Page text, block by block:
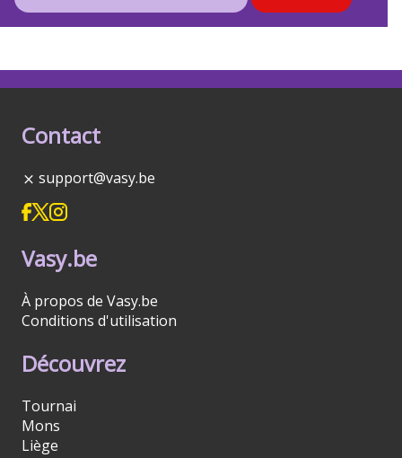
Contact
support@vasy.be
Vasy.be
À propos de Vasy.be
Conditions d'utilisation
Découvrez
Tournai
Mons
Liège